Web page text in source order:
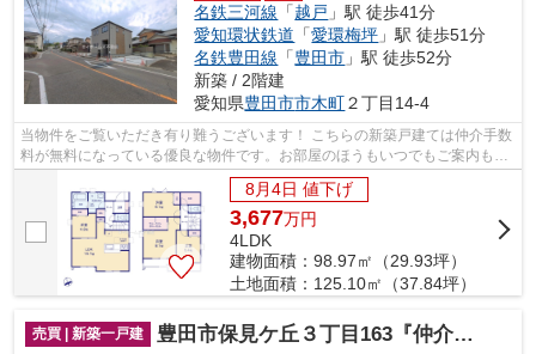
名鉄三河線 「越戸 」駅 徒歩41分
愛知環状鉄道 「愛環梅坪 」駅 徒歩51分
名鉄豊田線 「豊田市 」駅 徒歩52分
新築 / 2階建
愛知県豊田市市木町２丁目14-4
当物件をご覧いただき有り難うございます！ こちらの新築戸建ては仲介手数
料が無料になっている優良な物件です。お部屋のほうもいつでもご案内もさ
せて頂きますのでお気軽にお問合せ下...
8月4日 値下げ
3,677万円
4LDK
建物面積：98.97㎡（29.93坪）
土地面積：125.10㎡（37.84坪）
売買 | 新築一戸建 豊田市保見ケ丘３丁目163『仲介料無料』新築戸建て